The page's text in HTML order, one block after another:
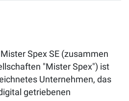
Spex SE (zusammen
"Mister Spex") ist
Unternehmen, das
getriebenen